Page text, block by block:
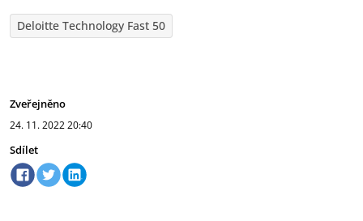
Deloitte Technology Fast 50
Zveřejněno
24. 11. 202220:40
Sdílet